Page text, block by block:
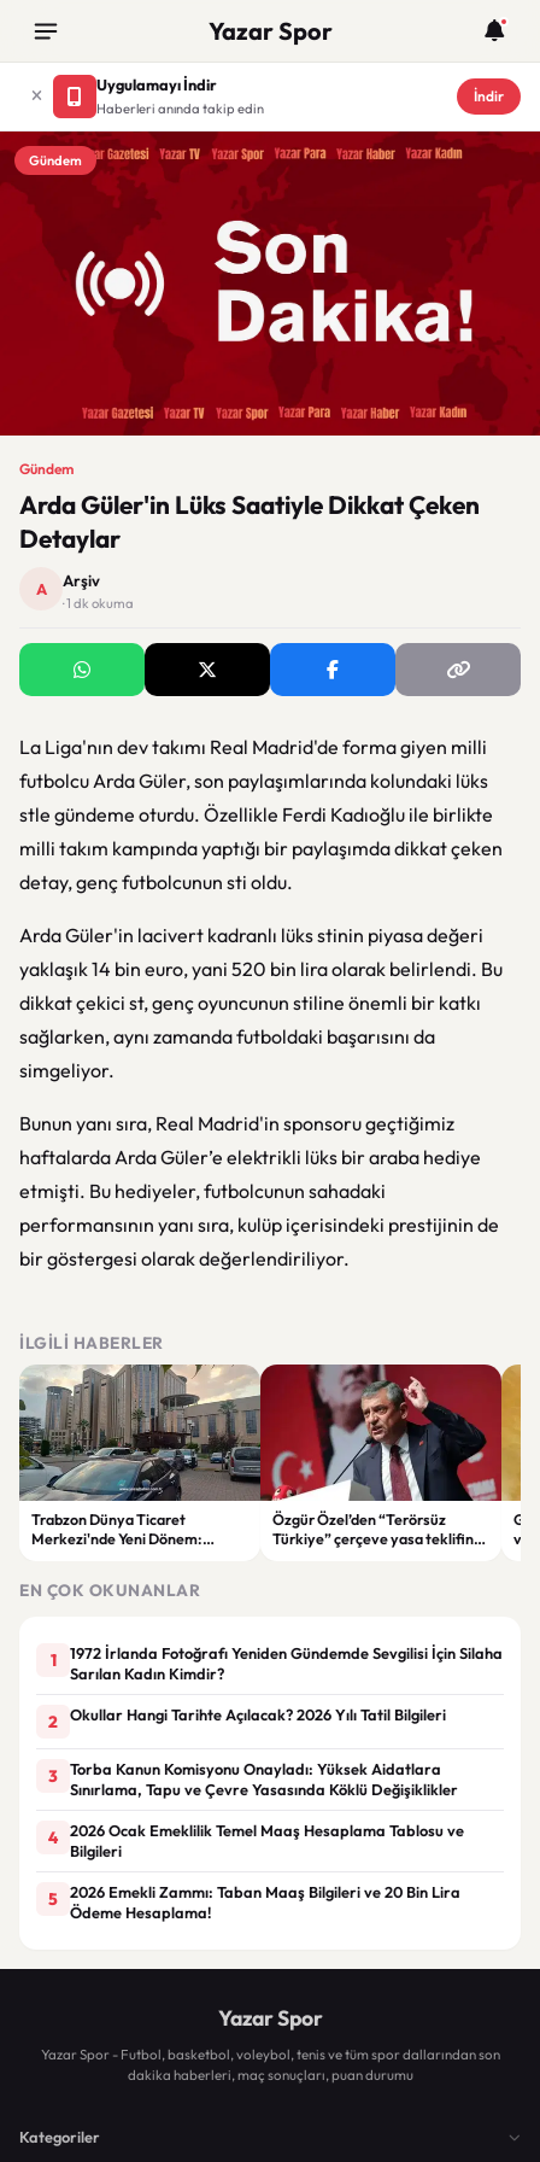
Yazar Spor
Uygulamayı İndir
Haberleri anında takip edin
İndir
Gündem
Gündem
Arda Güler'in Lüks Saatiyle Dikkat Çeken
Detaylar
A Arşiv
· 1 dk okuma
La Liga'nın dev takımı Real Madrid'de forma giyen milli
futbolcu Arda Güler, son paylaşımlarında kolundaki lüks
stle gündeme oturdu. Özellikle Ferdi Kadıoğlu ile birlikte
milli takım kampında yaptığı bir paylaşımda dikkat çeken
detay, genç futbolcunun sti oldu.
Arda Güler'in lacivert kadranlı lüks stinin piyasa değeri
yaklaşık 14 bin euro, yani 520 bin lira olarak belirlendi. Bu
dikkat çekici st, genç oyuncunun stiline önemli bir katkı
sağlarken, aynı zamanda futboldaki başarısını da
simgeliyor.
Bunun yanı sıra, Real Madrid'in sponsoru geçtiğimiz
haftalarda Arda Güler’e elektrikli lüks bir araba hediye
etmişti. Bu hediyeler, futbolcunun sahadaki
performansının yanı sıra, kulüp içerisindeki prestijinin de
bir göstergesi olarak değerlendiriliyor.
İLGILI HABERLER
Trabzon Dünya Ticaret
Merkezi'nde Yeni Dönem:
Zaman Tamamlanacak?
Özgür Özel’den “Terörsüz
Türkiye” çerçeve yasa teklifine
ve
EN ÇOK OKUNANLAR
1
1972 İrlanda Fotoğrafı Yeniden Gündemde Sevgilisi İçin Silaha
Sarılan Kadın Kimdir?
2 Okullar Hangi Tarihte Açılacak? 2026 Yılı Tatil Bilgileri
3
Torba Kanun Komisyonu Onayladı: Yüksek Aidatlara
Sınırlama, Tapu ve Çevre Yasasında Köklü Değişiklikler
4
2026 Ocak Emeklilik Temel Maaş Hesaplama Tablosu ve
Bilgileri
5
2026 Emekli Zammı: Taban Maaş Bilgileri ve 20 Bin Lira
Ödeme Hesaplama!
Yazar Spor
Yazar Spor - Futbol, basketbol, voleybol, tenis ve tüm spor dallarından son
dakika haberleri, maç sonuçları, puan durumu
Kategoriler